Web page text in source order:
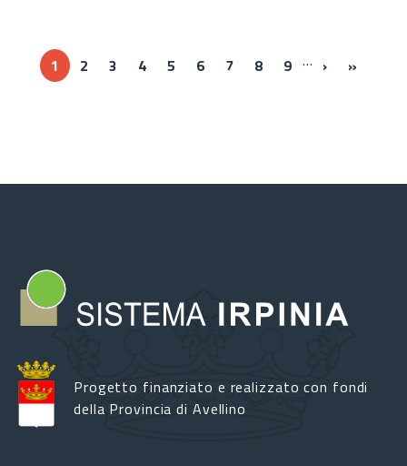
1 2 3 4 5 6 7 8 9 … ››› »Ultima
Progetto finanziato e realizzato con fondi
della Provincia di Avellino